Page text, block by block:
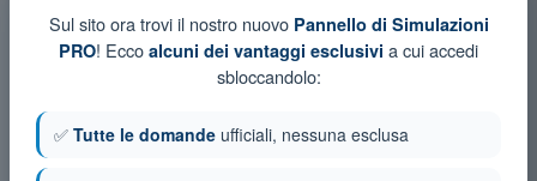
Sul sito ora trovi il nostro nuovo Pannello di Simulazioni
PRO! Ecco alcuni dei vantaggi esclusivi a cui accedi
sbloccandolo:
✅ Tutte le domande ufficiali, nessuna esclusa